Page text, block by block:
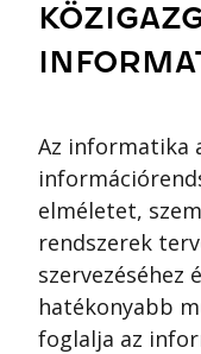
Az informatika
elméletet,
rendszerek
szervezéséhez
hatékonyabb
foglalja az